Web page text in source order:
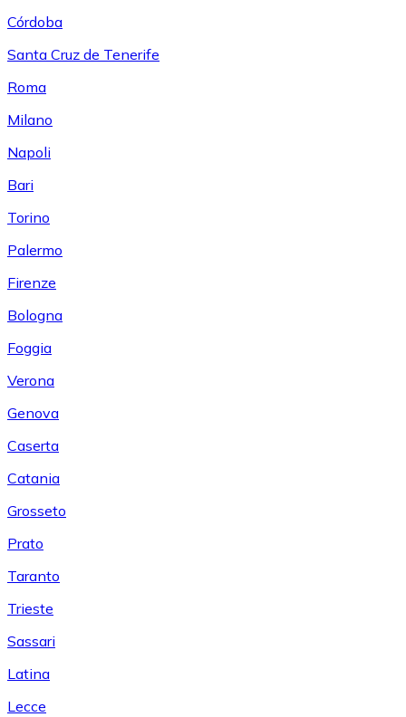
Córdoba
Santa Cruz de Tenerife
Roma
Milano
Napoli
Bari
Torino
Palermo
Firenze
Bologna
Foggia
Verona
Genova
Caserta
Catania
Grosseto
Prato
Taranto
Trieste
Sassari
Latina
Lecce